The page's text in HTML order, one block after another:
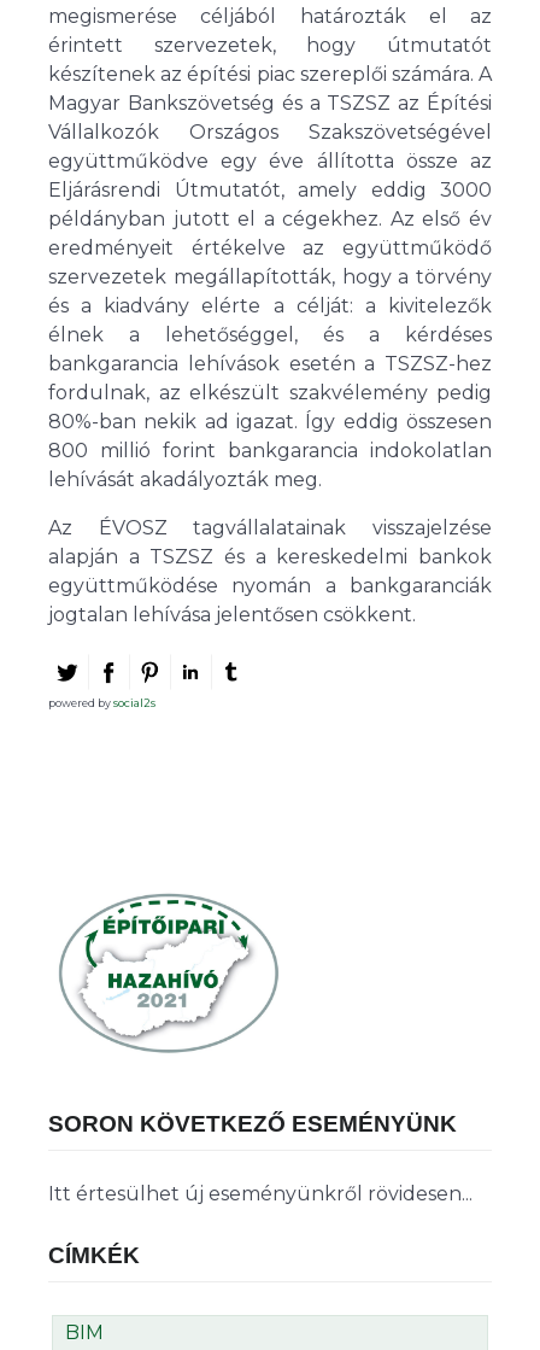
megismerése céljából határozták el az
érintett szervezetek, hogy útmutatót
készítenek az építési piac szereplői számára. A
Magyar Bankszövetség és a TSZSZ az Építési
Vállalkozók Országos Szakszövetségével
együttműködve egy éve állította össze az
Eljárásrendi Útmutatót, amely eddig 3000
példányban jutott el a cégekhez. Az első év
eredményeit értékelve az együttműködő
szervezetek megállapították, hogy a törvény
és a kiadvány elérte a célját: a kivitelezők
élnek a lehetőséggel, és a kérdéses
bankgarancia lehívások esetén a TSZSZ-hez
fordulnak, az elkészült szakvélemény pedig
80%-ban nekik ad igazat. Így eddig összesen
800 millió forint bankgarancia indokolatlan
lehívását akadályozták meg.
Az ÉVOSZ tagvállalatainak visszajelzése
alapján a TSZSZ és a kereskedelmi bankok
együttműködése nyomán a bankgaranciák
jogtalan lehívása jelentősen csökkent.
powered bysocial2s
SORON KÖVETKEZŐ ESEMÉNYÜNK
Itt értesülhet új eseményünkről rövidesen...
CÍMKÉK
BIM